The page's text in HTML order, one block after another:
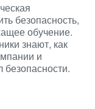
безопасность,
обучение.
знают, как
и